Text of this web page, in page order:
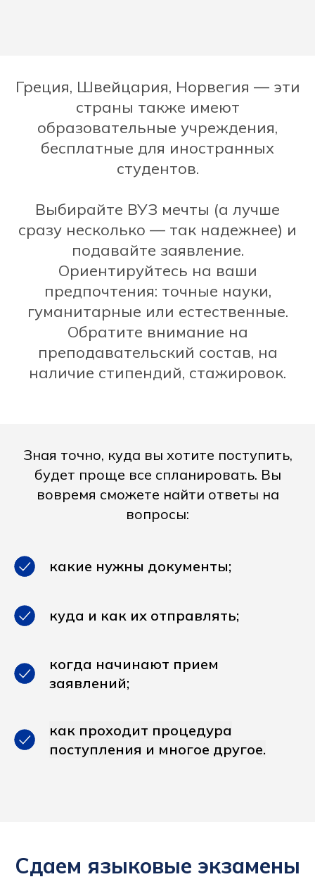
Греция, Швейцария, Норвегия — эти
страны также имеют
образовательные учреждения,
бесплатные для иностранных
студентов.
Выбирайте ВУЗ мечты (а лучше
сразу несколько — так надежнее) и
подавайте заявление.
Ориентируйтесь на ваши
предпочтения: точные науки,
гуманитарные или естественные.
Обратите внимание на
преподавательский состав, на
наличие стипендий, стажировок.
Зная точно, куда вы хотите поступить,
будет проще все спланировать. Вы
вовремя сможете найти ответы на
вопросы:
какие нужны документы;
куда и как их отправлять;
когда начинают прием
заявлений;
как проходит процедура
поступления и многое другое.
Сдаем языковые экзамены